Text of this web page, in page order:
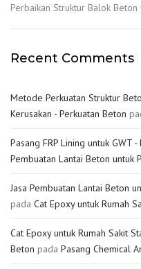
Perbaikan Struktur Balok
Recent Comments
Metode Perkuatan Struktur
Kerusakan - Perkuatan Beton
Pasang FRP Lining untuk GWT
Pembuatan Lantai Beton untuk
Jasa Pembuatan Lantai Beton
pada Cat Epoxy untuk Rumah
Cat Epoxy untuk Rumah Sakit
Beton pada Pasang Chemical